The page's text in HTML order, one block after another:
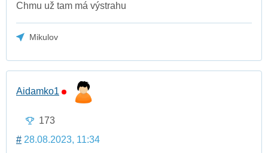
Chmu už tam má výstrahu
Mikulov
Aidamko1
173
# 28.08.2023, 11:34